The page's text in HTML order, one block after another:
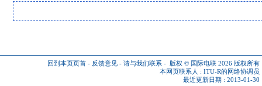
回到本页页首 - 反馈意见 - 请与我们联系 - 版权 © 国际电联 2026 版权所有
本网页联系人 : ITU-R的网络协调员
最近更新日期 : 2013-01-30